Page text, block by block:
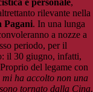
e personale,
rilevante nella
Pagani. In una lunga
a nozze a
periodo, per il
il 30 giugno, infatti,
del legame con
mi ha accolto non una
tornato dalla Cina.